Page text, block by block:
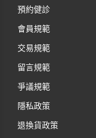
預約健診
會員規範
交易規範
留言規範
爭議規範
隱私政策
退換貨政策